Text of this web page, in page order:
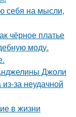
себя на мысли,
чёрное платье
моду.
Джоли
за неудачной
в жизни